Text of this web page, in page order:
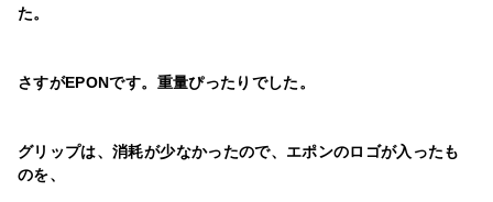
た。
さすがEPONです。重量ぴったりでした。
グリップは、消耗が少なかったので、エポンのロゴが入ったも
のを、